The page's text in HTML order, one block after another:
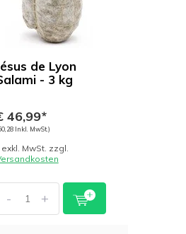
de Lyon
- 3 kg
46,99*
Inkl. MwSt.)
exkl. MwSt. zzgl.
- +